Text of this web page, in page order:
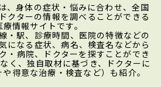
、身体の症状・悩みに合わせ、全国
クターの情報を調べることができる
情報サイトです。
・駅、診療時間、医院の特徴などの
になる症状、病名、検査名などから
・病院、ドクターを探すことができ
く、独自取材に基づき、ドクターに
得意な治療・検査など）も紹介。